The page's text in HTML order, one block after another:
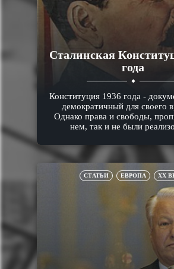
Сталинская
года
Конституция 1936 года -
демократичный для своего
Однако права и свободы,
нем, так и не были
СТАТЬИ ЕВРОПА XX